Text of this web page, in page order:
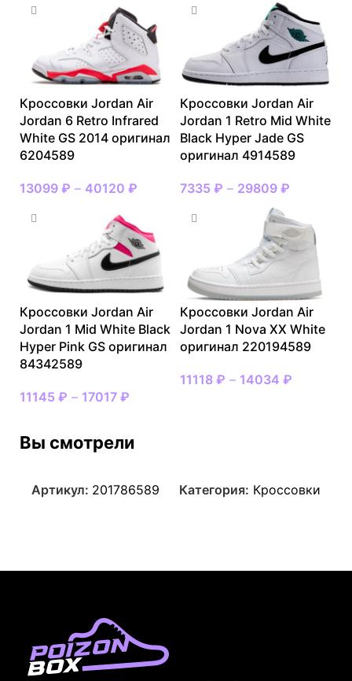
Кроссовки Jordan Air
Jordan 6 Retro Infrared
White GS 2014 оригинал
6204589
13099 ₽ – 40120 ₽
Кроссовки Jordan Air
Jordan 1 Retro Mid White
Black Hyper Jade GS
оригинал 4914589
7335 ₽ – 29809 ₽
Кроссовки Jordan Air
Jordan 1 Mid White Black
Hyper Pink GS оригинал
84342589
11145 ₽ – 17017 ₽
Кроссовки Jordan Air
Jordan 1 Nova XX White
оригинал 220194589
11118 ₽ – 14034 ₽
Вы смотрели
Артикул: 201786589 Категория: Кроссовки